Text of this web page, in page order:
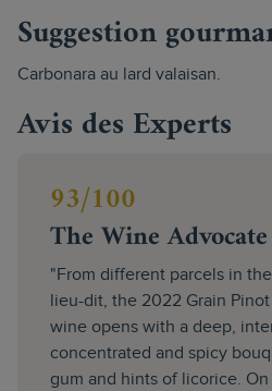
Suggestion
Carbonara au lard valaisan.
Avis des Experts
93/100
The Wine Advocate
"From different parcels in
lieu-dit, the 2022 Grain
wine opens with a deep,
concentrated and spicy
gum and hints of licorice.